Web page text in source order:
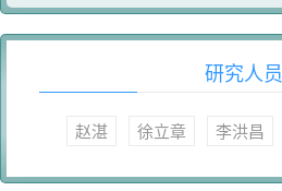
研究人员
赵湛 徐立章 李洪昌